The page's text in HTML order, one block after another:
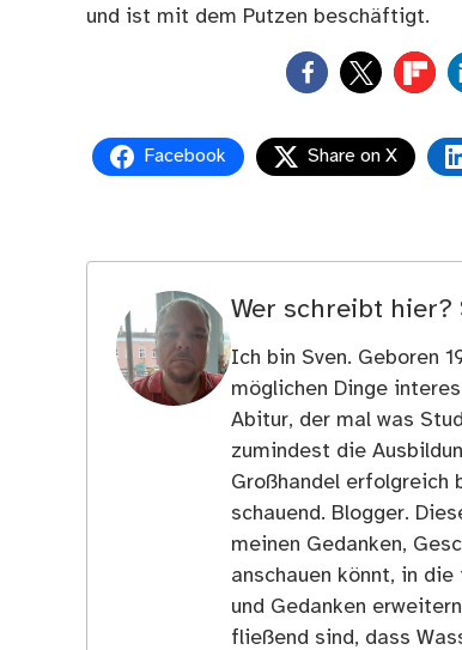
und ist mit dem Putzen beschäftigt.
Facebook Share on X
Wer schreibt hier?
Ich bin Sven. Geboren
möglichen Dinge
Abitur, der mal was
zumindest die
Großhandel erfolgreich
schauend. Blogger.
meinen Gedanken,
anschauen könnt, in
und Gedanken
fließend sind, dass